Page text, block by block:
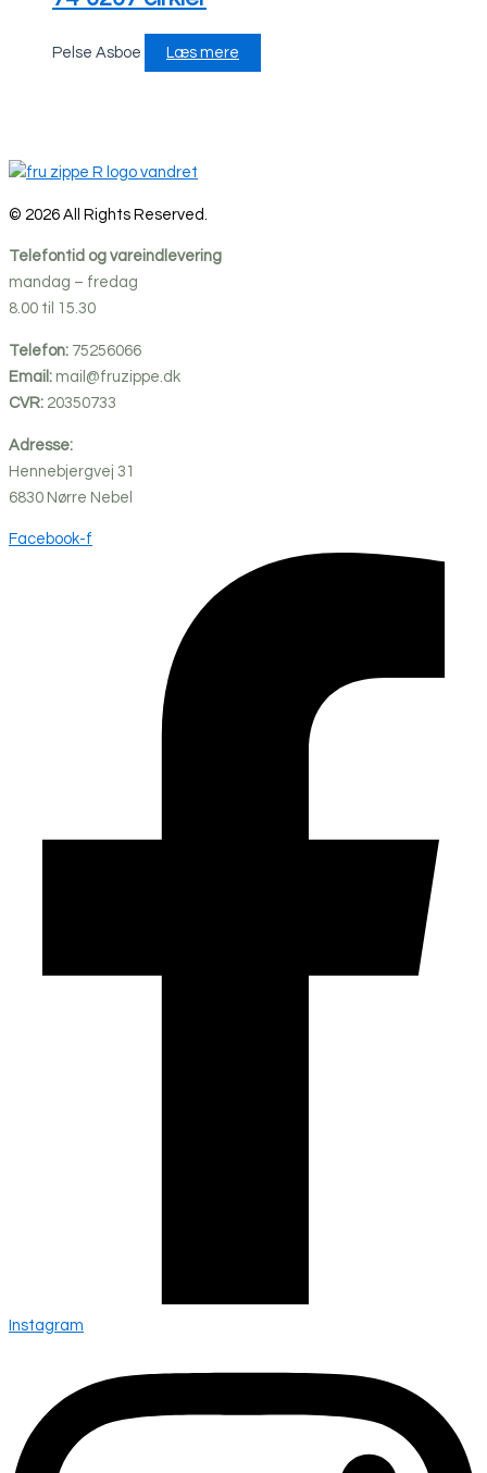
Pelse Asboe Læs mere
© 2026 All Rights Reserved.
Telefontid og vareindlevering
mandag – fredag
8.00 til 15.30
Telefon: 75256066
Email: mail@fruzippe.dk
CVR: 20350733
Adresse:
Hennebjergvej 31
6830 Nørre Nebel
Facebook-f
Instagram